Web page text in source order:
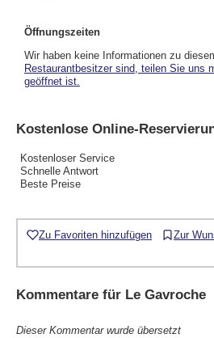
Öffnungszeiten
Wir haben keine Informationen zu
Restaurantbesitzer sind, teilen Sie uns
geöffnet ist.
Kostenlose Online-
Kostenloser Service
Schnelle Antwort
Beste Preise
Zu Favoriten hinzufügen Zur
Kommentare für Le Gavroche
Dieser Kommentar wurde übersetzt